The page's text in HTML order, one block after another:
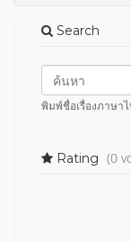
Search
พิมพ์ชื่อเรื่องภาษา
Rating (0